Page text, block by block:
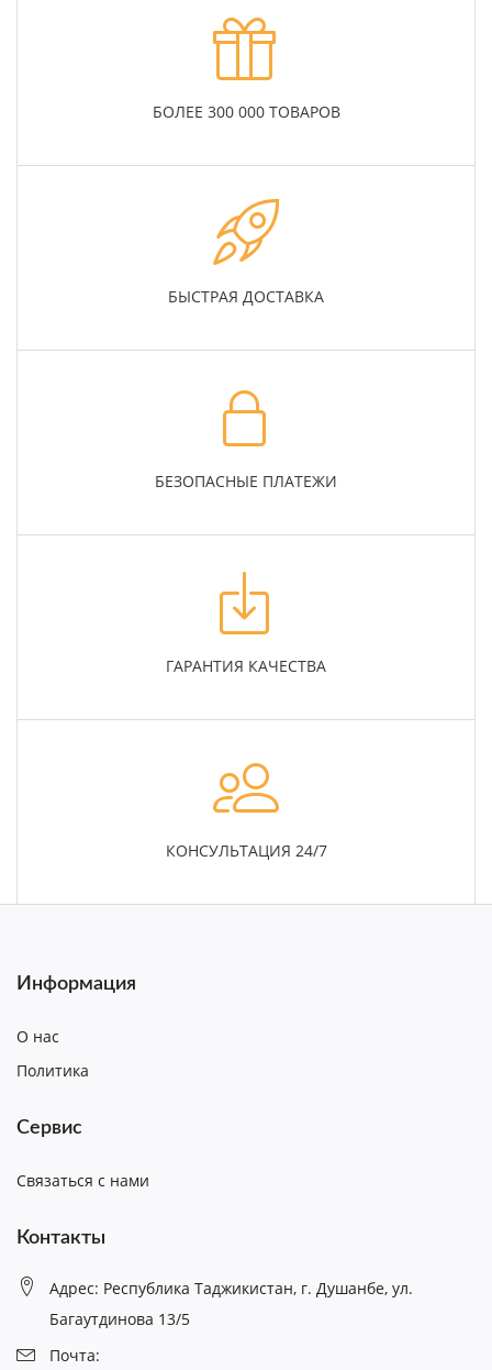
БОЛЕЕ 300 000 ТОВАРОВ
БЫСТРАЯ ДОСТАВКА
БЕЗОПАСНЫЕ ПЛАТЕЖИ
ГАРАНТИЯ КАЧЕСТВА
КОНСУЛЬТАЦИЯ 24/7
Информация
О нас
Политика
Сервис
Связаться с нами
Контакты
Адрес: Республика Таджикистан, г. Душанбе, ул.
Багаутдинова 13/5
Почта: